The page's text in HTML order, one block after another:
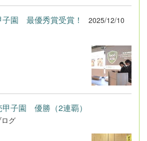
子園 最優秀賞受賞！
2025/12/10
子園 優勝（2連覇）
グ